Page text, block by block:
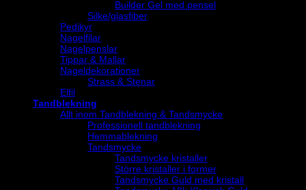
Builder Gel med pensel
Silke/glasfiber
Pedikyr
Nagelfilar
Nagelpenslar
Tippar & Mallar
Nageldekorationer
Strass & Stenar
Elfil
Tandblekning
Allt inom Tandblekning & Tandsmycke
Professionell tandblekning
Hemmablekning
Tandsmycke
Tandsmycke kristaller
Större kristaller i former
Tandsmycke Guld med kristall